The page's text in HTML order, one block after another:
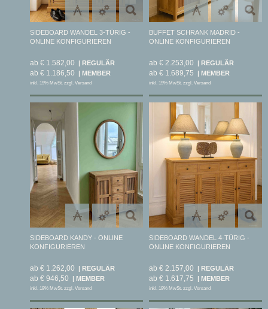
SIDEBOARD WANDEL 3-TÜRIG -
ONLINE KONFIGURIEREN
ab € 1.582,00
ab € 1.186,50
inkl. 19% MwSt. zzgl. Versand
BUFFET SCHRANK MADRID -
ONLINE KONFIGURIEREN
ab € 2.253,00
ab € 1.689,75
inkl. 19% MwSt. zzgl. Versand
SIDEBOARD KANDY - ONLINE
KONFIGURIEREN
ab € 1.262,00
ab € 946,50
inkl. 19% MwSt. zzgl. Versand
SIDEBOARD WANDEL 4-TÜRIG -
ONLINE KONFIGURIEREN
ab € 2.157,00
ab € 1.617,75
inkl. 19% MwSt. zzgl. Versand